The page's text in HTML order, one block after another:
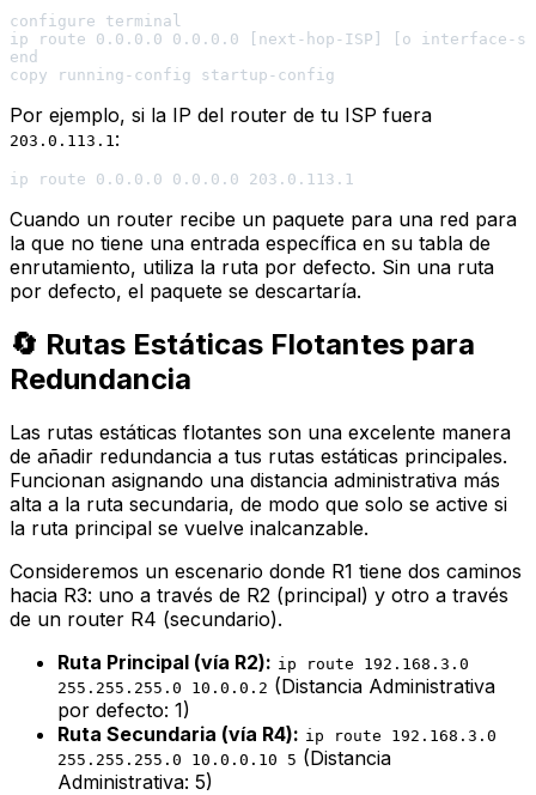
configure terminal
ip route 0.0.0.0 0.0.0.0 [next-hop-ISP] [o interface-
end
Por ejemplo, si la IP del router de tu ISP fuera
203.0.113.1 :
Cuando un router recibe un paquete para una red para
la que no tiene una entrada específica en su tabla de
enrutamiento, utiliza la ruta por defecto. Sin una ruta
por defecto, el paquete se descartaría.
🔄 Rutas Estáticas Flotantes para
Redundancia
Las rutas estáticas flotantes son una excelente manera
de añadir redundancia a tus rutas estáticas principales.
Funcionan asignando una distancia administrativa más
alta a la ruta secundaria, de modo que solo se active si
la ruta principal se vuelve inalcanzable.
Consideremos un escenario donde R1 tiene dos caminos
hacia R3: uno a través de R2 (principal) y otro a través
de un router R4 (secundario).
Ruta Principal (vía R2): ip route 192.168.3.0
255.255.255.0 10.0.0.2 (Distancia Administrativa
por defecto: 1)
Ruta Secundaria (vía R4): ip route 192.168.3.0
255.255.255.0 10.0.0.10 5 (Distancia
Administrativa: 5)